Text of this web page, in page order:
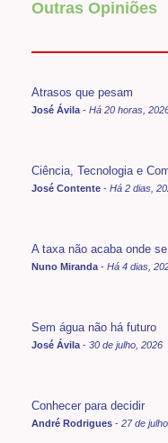
Outras Opiniões
Atrasos que pesam
José Ávila - Há 20 horas,
Ciência, Tecnologia e
José Contente - Há 2 dias,
A taxa não acaba onde
Nuno Miranda - Há 4 dias,
Sem água não há futuro
José Ávila - 30 de julho, 2026
Conhecer para decidir
André Rodrigues - 27 de